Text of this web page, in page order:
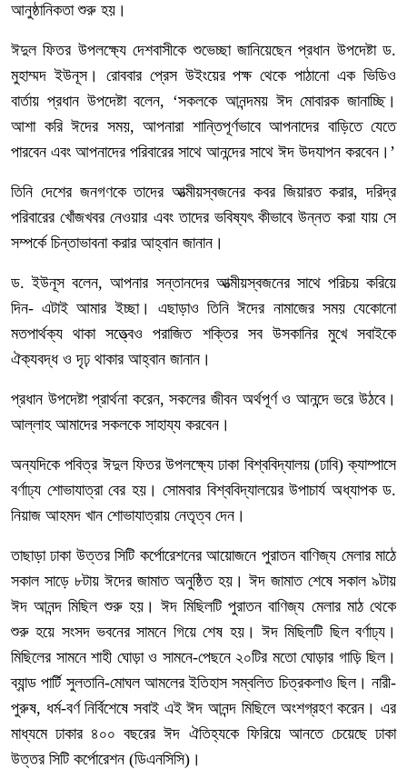
আনুষ্ঠানিকতা শুরু হয়।
ঈদুল ফিতর উপলক্ষ্যে দেশবাসীকে শুভেচ্ছা জানিয়েছেন প্রধান উপদেষ্টা ড.
মুহাম্মদ ইউনূস। রোববার প্রেস উইংয়ের পক্ষ থেকে পাঠানো এক ভিডিও
বার্তায় প্রধান উপদেষ্টা বলেন, ‘সকলকে আনন্দময় ঈদ মোবারক জানাচ্ছি।
আশা করি ঈদের সময়, আপনারা শান্তিপূর্ণভাবে আপনাদের বাড়িতে যেতে
পারবেন এবং আপনাদের পরিবারের সাথে আনন্দের সাথে ঈদ উদযাপন করবেন।’
তিনি দেশের জনগণকে তাদের আত্মীয়স্বজনের কবর জিয়ারত করার, দরিদ্র
পরিবারের খোঁজখবর নেওয়ার এবং তাদের ভবিষ্যৎ কীভাবে উন্নত করা যায় সে
সম্পর্কে চিন্তাভাবনা করার আহ্বান জানান।
ড. ইউনূস বলেন, আপনার সন্তানদের আত্মীয়স্বজনের সাথে পরিচয় করিয়ে
দিন- এটাই আমার ইচ্ছা। এছাড়াও তিনি ঈদের নামাজের সময় যেকোনো
মতপার্থক্য থাকা সত্ত্বেও পরাজিত শক্তির সব উসকানির মুখে সবাইকে
ঐক্যবদ্ধ ও দৃঢ় থাকার আহ্বান জানান।
প্রধান উপদেষ্টা প্রার্থনা করেন, সকলের জীবন অর্থপূর্ণ ও আনন্দে ভরে উঠবে।
আল্লাহ আমাদের সকলকে সাহায্য করবেন।
অন্যদিকে পবিত্র ঈদুল ফিতর উপলক্ষ্যে ঢাকা বিশ্ববিদ্যালয় (ঢাবি) ক্যাম্পাসে
বর্ণাঢ্য শোভাযাত্রা বের হয়। সোমবার বিশ্ববিদ্যালয়ের উপাচার্য অধ্যাপক ড.
নিয়াজ আহমদ খান শোভাযাত্রায় নেতৃত্ব দেন।
তাছাড়া ঢাকা উত্তর সিটি কর্পোরেশনের আয়োজনে পুরাতন বাণিজ্য মেলার মাঠে
সকাল সাড়ে ৮টায় ঈদের জামাত অনুষ্ঠিত হয়। ঈদ জামাত শেষে সকাল ৯টায়
ঈদ আনন্দ মিছিল শুরু হয়। ঈদ মিছিলটি পুরাতন বাণিজ্য মেলার মাঠ থেকে
শুরু হয়ে সংসদ ভবনের সামনে গিয়ে শেষ হয়। ঈদ মিছিলটি ছিল বর্ণাঢ্য।
মিছিলের সামনে শাহী ঘোড়া ও সামনে-পেছনে ২০টির মতো ঘোড়ার গাড়ি ছিল।
ব্যান্ড পার্টি সুলতানি-মোঘল আমলের ইতিহাস সম্বলিত চিত্রকলাও ছিল। নারী-
পুরুষ, ধর্ম-বর্ণ নির্বিশেষে সবাই এই ঈদ আনন্দ মিছিলে অংশগ্রহণ করেন। এর
মাধ্যমে ঢাকার ৪০০ বছরের ঈদ ঐতিহ্যকে ফিরিয়ে আনতে চেয়েছে ঢাকা
উত্তর সিটি কর্পোরেশন (ডিএনসিসি)।